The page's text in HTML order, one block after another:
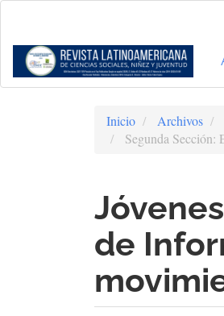
Contenido
principal
Barra
Inicio Archivos
Segunda Sección:
de